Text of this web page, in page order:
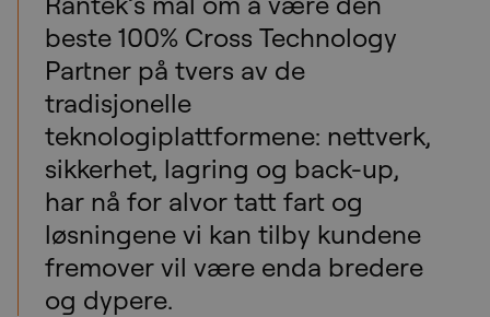
beste 100% Cross Technology
Partner på tvers av de
tradisjonelle
teknologiplattformene: nettverk,
sikkerhet, lagring og back-up,
har nå for alvor tatt fart og
løsningene vi kan tilby kundene
fremover vil være enda bredere
og dypere.